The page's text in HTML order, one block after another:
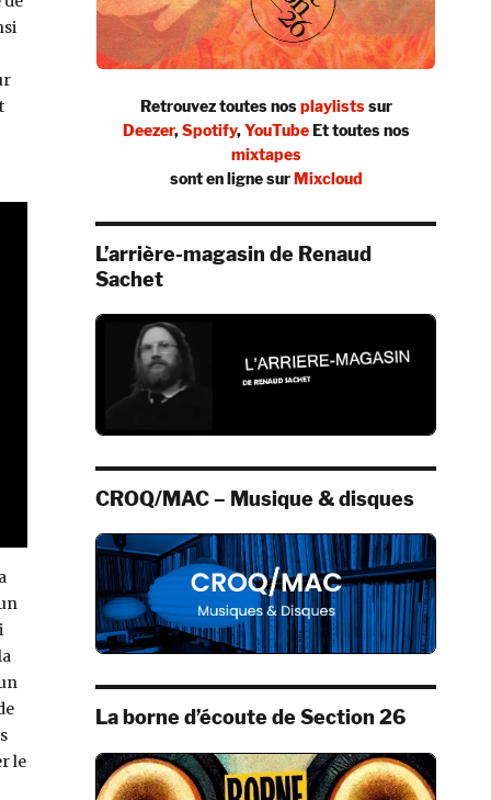
le
Retrouvez toutes nosplaylistssur
Deezer,Spotify,YouTubeEt toutes nos
mixtapes
sont en ligne surMixcloud
L’arrière-magasin de Renaud
Sachet
CROQ/MAC – Musique & disques
La borne d’écoute de Section 26